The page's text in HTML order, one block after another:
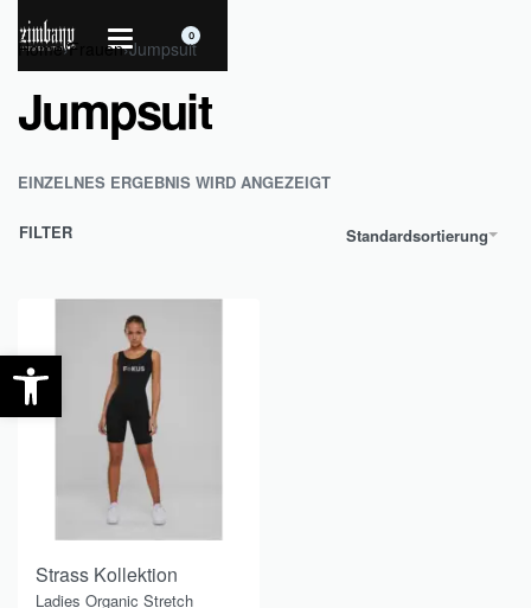
0
Home›Frauen›Jumpsuit
Jumpsuit
EINZELNES ERGEBNIS WIRD ANGEZEIGT
Standardsortierung
FILTER
Strass Kollektion
Ladies Organic Stretch
Werkzeugleiste öffnen